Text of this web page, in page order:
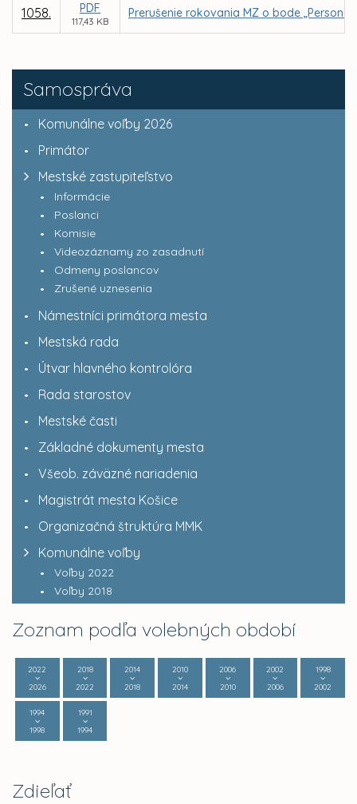
Samospráva
Komunálne voľby 2026
Primátor
Mestské zastupiteľstvo
Informácie
Poslanci
Komisie
Videozáznamy zo zasadnutí
Odmeny poslancov
Zrušené uznesenia
Námestníci primátora mesta
Mestská rada
Útvar hlavného kontrolóra
Rada starostov
Mestské časti
Základné dokumenty mesta
Všeob. záväzné nariadenia
Magistrát mesta Košice
Organizačná štruktúra MMK
Komunálne voľby
Voľby 2022
Voľby 2018
Zoznam podľa volebných období
2022
2026
2018
2022
2014
2018
2010
2014
2006
2010
2002
2006
1998
2002
1994
1998
1991
1994
Zdieľať
1058. PDF
117,43 KB
Prerušenie rokovania MZ o bode